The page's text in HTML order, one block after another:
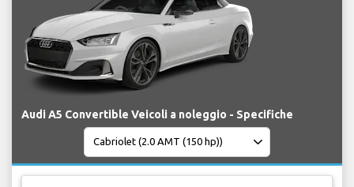
Audi A5 Convertible Veicoli a noleggio - Specifiche